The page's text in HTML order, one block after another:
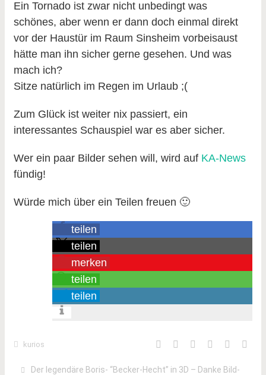
Ein Tornado ist zwar nicht unbedingt was
schönes, aber wenn er dann doch einmal direkt
vor der Haustür im Raum Sinsheim vorbeisaust
hätte man ihn sicher gerne gesehen. Und was
mach ich?
Sitze natürlich im Regen im Urlaub ;(
Zum Glück ist weiter nix passiert, ein
interessantes Schauspiel war es aber sicher.
Wer ein paar Bilder sehen will, wird auf KA-News
fündig!
Würde mich über ein Teilen freuen 🙂
teilen
teilen
merken
teilen
teilen
kurios
Der legendäre Boris- “Becker-Hecht” in 3D – Danke Bild-